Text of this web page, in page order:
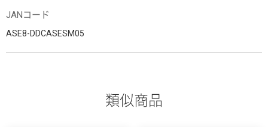
JANコード
ASE8-DDCASESM05
類似商品